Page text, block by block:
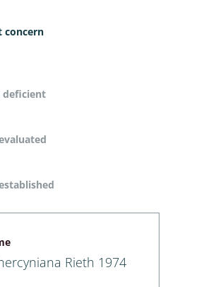
concern
deficient
Rieth 1974